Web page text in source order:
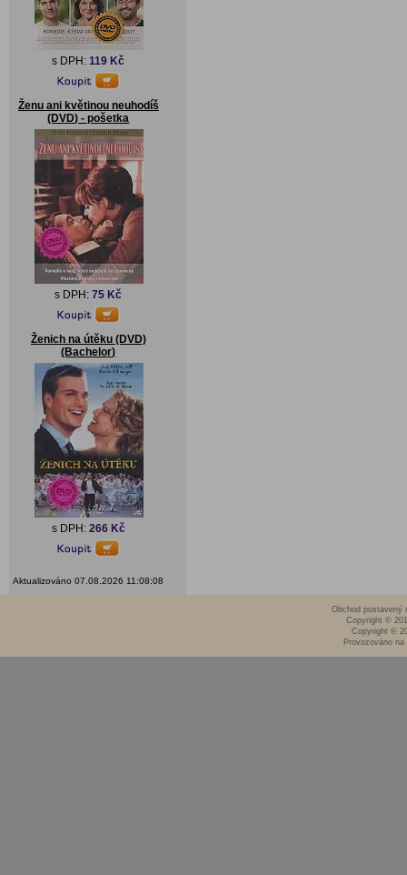
s DPH:119 Kč
Ženu ani květinou neuhodíš
(DVD) - pošetka
s DPH:75 Kč
Ženich na útěku (DVD)
(Bachelor)
s DPH: 266 Kč
Aktualizováno 07.08.2026 11:08:08
Obchod postavený
Copyright ©
Copyright ©
Provozováno